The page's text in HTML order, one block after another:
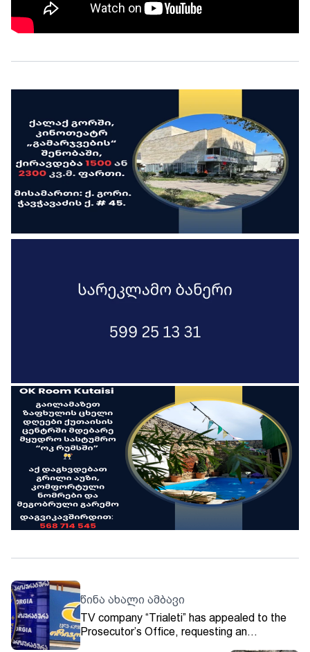
წინა ახალი ამბავი
TV company “Trialeti” has appealed to the
Prosecutor’s Office, requesting an